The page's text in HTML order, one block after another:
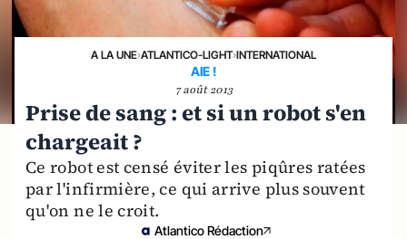
A LA UNE›ATLANTICO-LIGHT›INTERNATIONAL
AIE !
7 août 2013
Prise de sang : et si un robot s'en
chargeait ?
Ce robot est censé éviter les piqûres ratées
par l'infirmière, ce qui arrive plus souvent
qu'on ne le croit.
Atlantico Rédaction